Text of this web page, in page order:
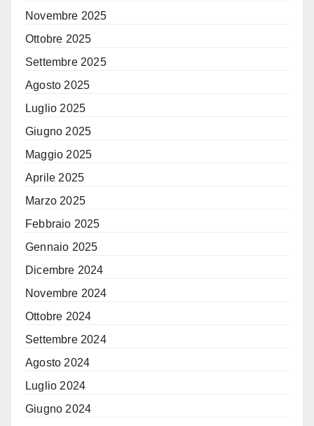
Novembre 2025
Ottobre 2025
Settembre 2025
Agosto 2025
Luglio 2025
Giugno 2025
Maggio 2025
Aprile 2025
Marzo 2025
Febbraio 2025
Gennaio 2025
Dicembre 2024
Novembre 2024
Ottobre 2024
Settembre 2024
Agosto 2024
Luglio 2024
Giugno 2024